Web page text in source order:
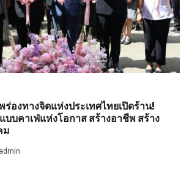
องทางจิตแห่งประเทศไทยเปิดร้าน!
บคาเฟ่แห่งโอกาส สร้างอาชีพ สร้าง
ม
admin